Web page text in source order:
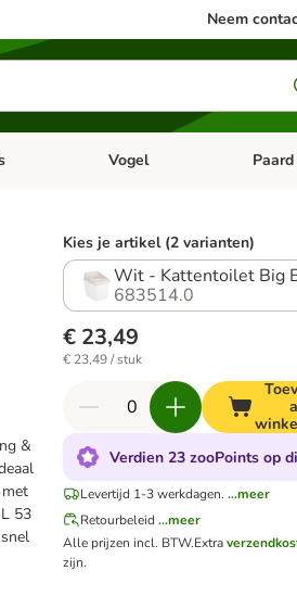
Neem
categorie menu: Kleine dieren
Open categorie menu: Vis
Vogel Open
Paard
&
53
Kies je artikel (2 varianten)
Wit - Kattentoilet Big
683514.0
€ 23,49
€ 23,49 / stuk
Verdien 23 zooPoints op
Levertijd 1-3 werkdagen. ...meer
Retourbeleid ...meer
Alle prijzen incl. BTW.Extra
zijn.